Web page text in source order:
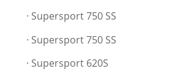
· Supersport 750 SS
· Supersport 750 SS
· Supersport620S